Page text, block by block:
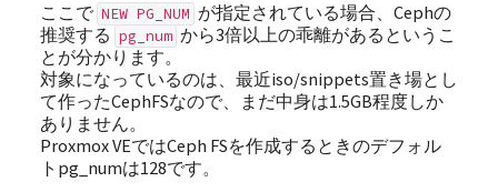
ここで NEW PG_NUM が指定されている場合、Cephの
推奨する pg_num から3倍以上の乖離があるというこ
とが分かります。
対象になっているのは、最近iso/snippets置き場とし
て作ったCephFSなので、まだ中身は1.5GB程度しか
ありません。
Proxmox VEではCeph FSを作成するときのデフォル
トpg_numは128です。